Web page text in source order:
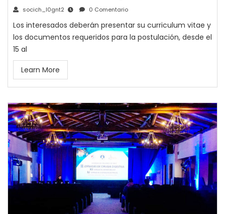
socich_l0gnt2 0 Comentario
Los interesados deberán presentar su curriculum vitae y
los documentos requeridos para la postulación, desde el
15 al
Learn More